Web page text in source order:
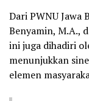
Dari PWNU
Benyamin, M.A.,
ini juga dihadiri
menunjukkan
elemen